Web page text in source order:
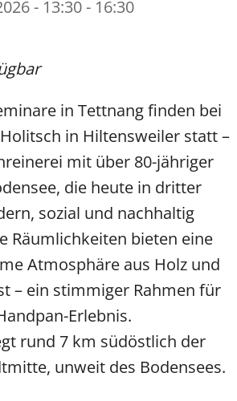
- 13:30 - 16:30
in Tettnang finden bei
in Hiltensweiler statt –
mit über 80-jähriger
die heute in dritter
sozial und nachhaltig
Räumlichkeiten bieten eine
Atmosphäre aus Holz und
– ein stimmiger Rahmen für
Erlebnis.
rund 7 km südöstlich der
unweit des Bodensees.